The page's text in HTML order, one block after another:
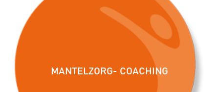
MANTELZORG- COACHING